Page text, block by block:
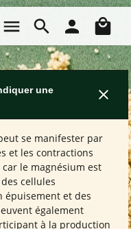
une
se manifester par
et les contractions
le magnésium est
cellules
épuisement et des
également
à la production